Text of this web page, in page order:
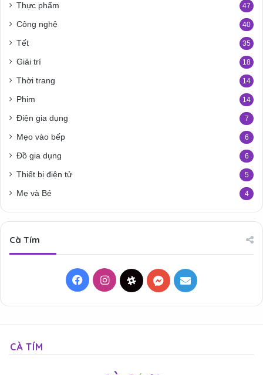
Thực phẩm 47
Công nghệ 40
Tết 35
Giải trí 18
Thời trang 14
Phim 14
Điện gia dụng 7
Mẹo vào bếp 6
Đồ gia dụng 6
Thiết bị điện tử 5
Mẹ và Bé 4
Cà Tím
FacebookInstagramThreadsMessenger
Mail
CÀ TÍM